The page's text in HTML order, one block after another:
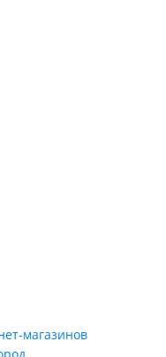
магазинов